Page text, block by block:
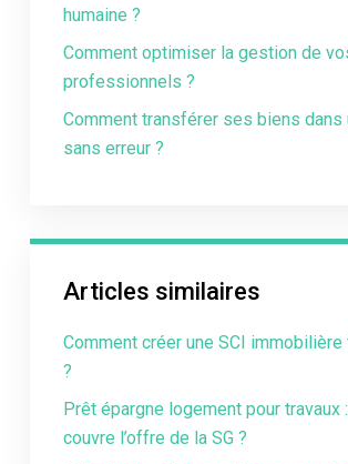
humaine ?
Comment optimiser la gestion de
professionnels ?
Comment transférer ses biens dans
sans erreur ?
Articles similaires
Comment créer une SCI
?
Prêt épargne logement pour travaux
couvre l’offre de la SG ?